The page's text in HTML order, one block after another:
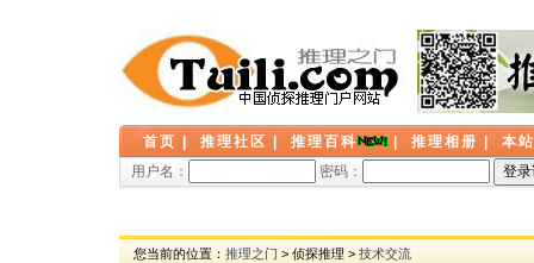
首页 推理社区 推理百科 推理相册
本
用户名：
密码：
您当前的位置： 推理之门 > 侦探推理 > 技术交流